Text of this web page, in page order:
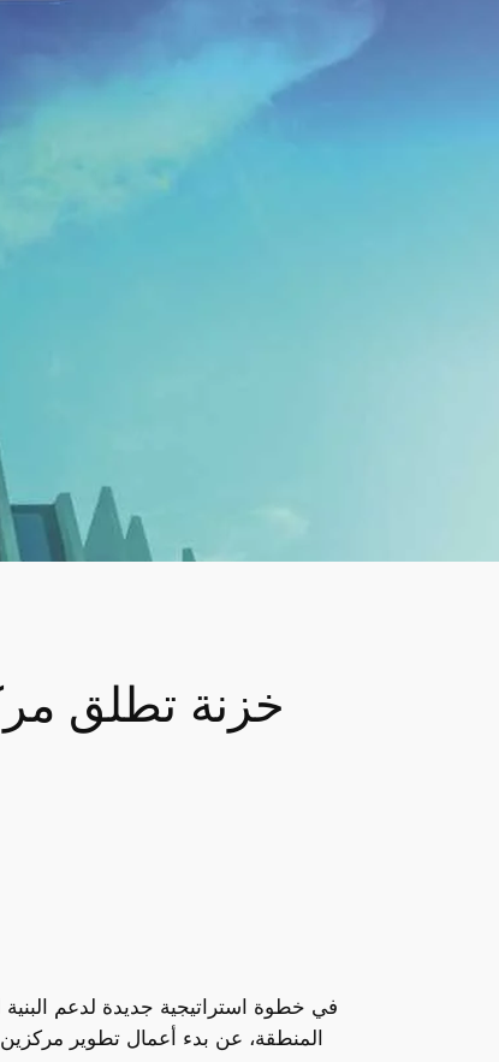
خزنة تطلق
في خطوة استراتيجية جديدة لدعم البنية
المنطقة، عن بدء أعمال تطوير